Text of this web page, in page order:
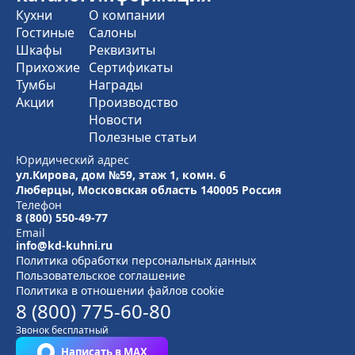
Кухни
Гостиные
Шкафы
Прихожие
Тумбы
Акции
О компании
Салоны
Реквизиты
Сертификаты
Награды
Производство
Новости
Полезные статьи
Юридический адрес
ул.Кирова, дом №59, этаж 1, комн. 6
Люберцы, Московская область 140005 Россия
Телефон
8 (800) 550-49-77
Email
info@kd-kuhni.ru
Политика обработки персональных данных
Пользовательское соглашение
Политика в отношении файлов cookie
8 (800) 775-60-80
Звонок бесплатный
Написать в MAX